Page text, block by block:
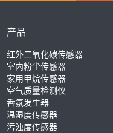
产品
红外二氧化碳传感器
室内粉尘传感器
家用甲烷传感器
空气质量检测仪
香氛发生器
温湿度传感器
污浊度传感器